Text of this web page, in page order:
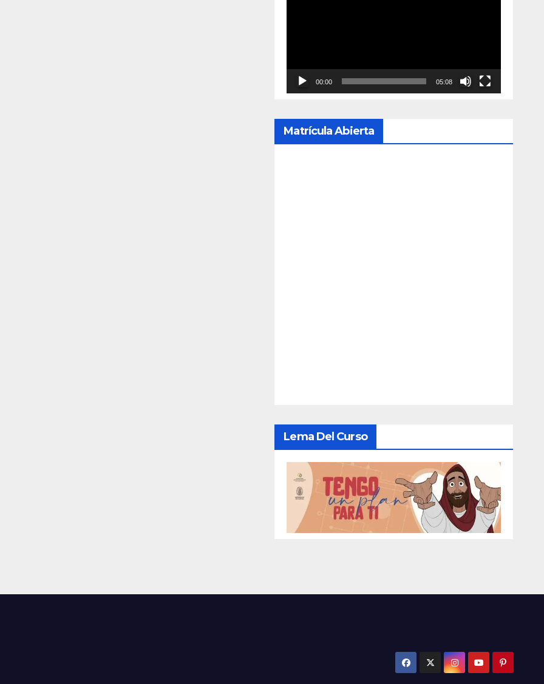
00:00 05:08
Matrícula Abierta
Lema Del Curso